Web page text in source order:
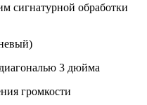
обработки
3 дюйма
громкости